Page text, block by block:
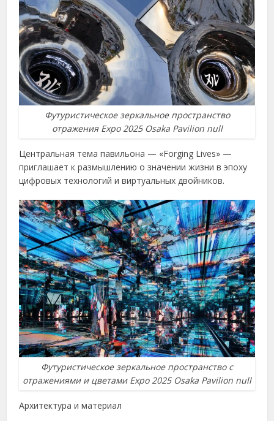
Футуристическое зеркальное пространство
отражения Expo 2025 Osaka Pavilion null
Центральная тема павильона — «Forging Lives» —
приглашает к размышлению о значении жизни в эпоху
цифровых технологий и виртуальных двойников.
Футуристическое зеркальное пространство с
отражениями и цветами Expo 2025 Osaka Pavilion null
Архитектура и материал